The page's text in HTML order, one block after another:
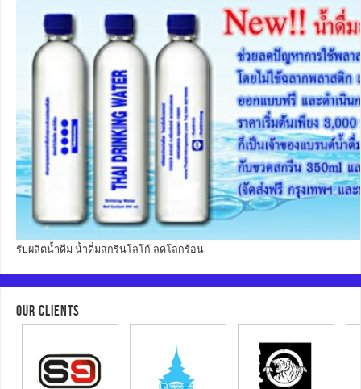
รับผลิตน้ำดื่ม น้ำดื่มสกรีนโลโก้ ลดโลกร้อน
OUR CLIENTS